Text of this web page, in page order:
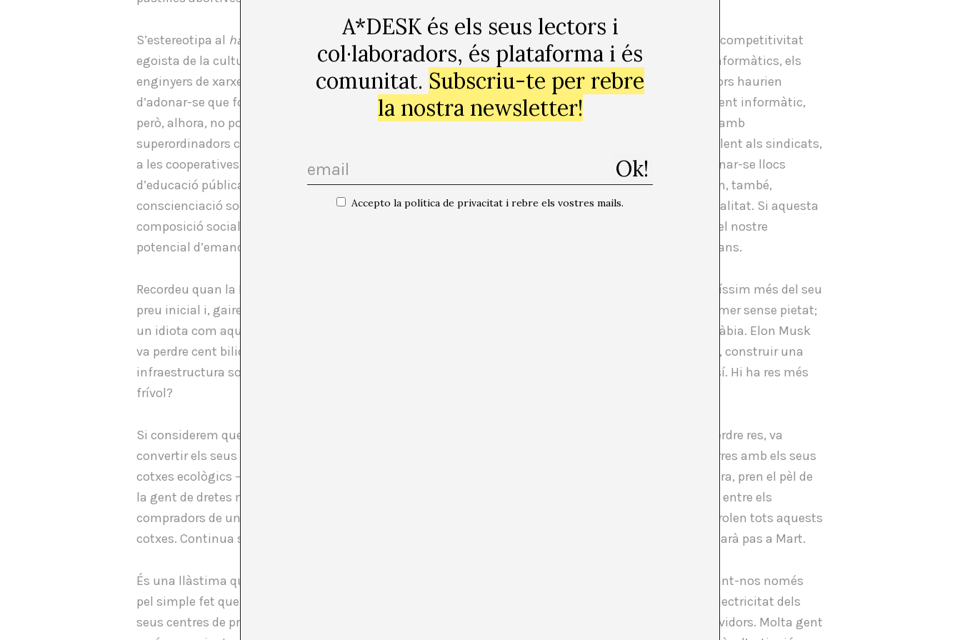
S’estereotipa al hacker
com a un home cis, blanc i antisocial, nascut del vectoralisme. Així mateix, la competitivitat
egoista de la cultura hacker només beneficia la classe vectoralista. Els administradors de sistemes informàtics, els
enginyers de xarxes, els especialistes en seguretat de la informació, els programadors i els dissenyadors haurien
d’adonar-se que formen part de la mateixa classe social que la gent que no té cap mena de coneixement informàtic,
però, alhora, no poden viure sense el seu mòbil. La majoria de la població global som cíborgs
amb
superordinadors connectats a les nostras mans, però sense cap mena de llibertat. Cal crear un equivalent als sindicats,
a les cooperatives i a les organitzacions polítiques per a la classe
hacklabshaurien de tornar-se llocs
d’educació pública i d’infraestructura comuna. Per arribar, però, a una massa significativa necessitem, també,
conscienciació social dins la classehacker, aquesta es crearia sent part del feminisme d’interseccionalitat. Si aquesta
composició social de
acaba entenent els nostres interessos comuns, llavors, podrem assolir el nostre
potencial d’emancipació revolucionari. Tot això, si el món parés, un moment, a escoltar a una dona trans.
Recordeu quan la Karen de l’espai, Elon Musk, va comprar Twitter vam riure d’ell perquè va pagar moltíssim més del seu
preu inicial i, gairebé immediatament, va perdre la meitat dels ingressos de l’empresa. Ens en vam fúmer sense pietat;
un idiota com aquest que perdia bilions de dòlars, quin fracàs. Necessitaven la burla per suavitzar la ràbia. Elon Musk
va perdre cent bilions de dòlars en un any; diners suficients per erradicar la fam al món i, amb la resta, construir una
infraestructura sostenible. Però, aquella fortuna era la d’un home cis i blanc, que la va perdre perquè sí. Hi ha res més
frívol?
Si considerem que dins del vectoralisme la informació és més valuosa que els diners, llavors, no va perdre res, va
convertir els seus diners en poder sobre la societat. Musk es dedica a prendre el pèl de la gent d’esquerres amb els seus
cotxes ecològics —mentre que Tesla consumeix aproximadament la meitat de tot el liti mundial. Alhora, pren el pèl de
la gent de dretes mentre presenta els seus cotxes com autònoms. Penseu en l’asimetria d’informació entre els
compradors de un Tesla creient que així tindràn més autonomia i el propietàri dels servidors que controlen tots aquests
cotxes. Continua sent un idiota, però, perquè depèn del planeta que ell mateix està destruint i no arribarà pas a Mart.
És una llàstima que la societat beneficiï a aquells qui destrueixen la Terra. Hauríem d’estar manifestant-nos només
pel simple fet que empreses, com Microsoft, Google o X, ni tan sols han de declarar la consumició d’electricitat dels
seus centres de processament de dades, ni la quantitat d’aigua que malgasten per refredar-ne els servidors. Molta gent
A*DESK és els seus lectors i
col·laboradors, és plataforma i és
comunitat. Subscriu-te per rebre
la nostra newsletter!
Accepto la política de privacitat i rebre els vostres mails.